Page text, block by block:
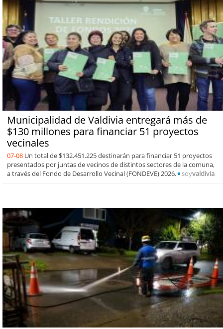
Municipalidad de Valdivia entregará más de
$130 millones para financiar 51 proyectos
vecinales
07-08 Un total de $132.451.225 destinarán para financiar 51 proyectos
presentados por juntas de vecinos de distintos sectores de la comuna,
a través del Fondo de Desarrollo Vecinal (FONDEVE) 2026.
soyvaldivia